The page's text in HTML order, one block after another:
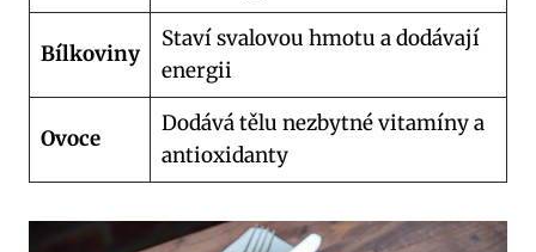
Bílkoviny
Staví svalovou hmotu a dodávají
energii
Ovoce
Dodává tělu ‍nezbytné vitamíny⁤ a
antioxidanty